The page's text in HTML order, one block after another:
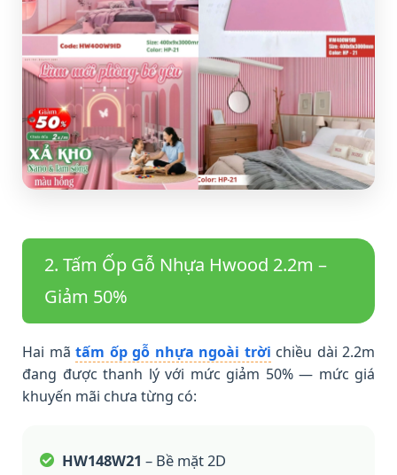
2. Tấm Ốp Gỗ Nhựa Hwood 2.2m –
Giảm 50%
Hai mã tấm ốp gỗ nhựa ngoài trời chiều dài 2.2m
đang được thanh lý với mức giảm 50% — mức giá
khuyến mãi chưa từng có:
HW148W21 – Bề mặt 2D